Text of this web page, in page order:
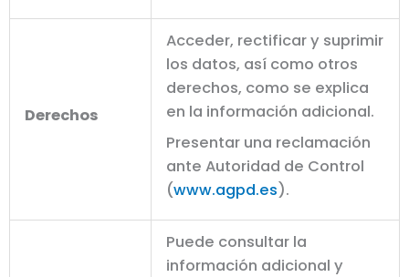
Derechos
Acceder, rectificar y suprimir
los datos, así como otros
derechos, como se explica
en la información adicional.
Presentar una reclamación
ante Autoridad de Control
(www.agpd.es).
Puede consultar la
información adicional y